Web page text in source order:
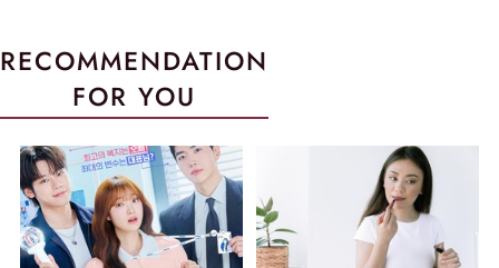
RECOMMENDATION
FOR YOU